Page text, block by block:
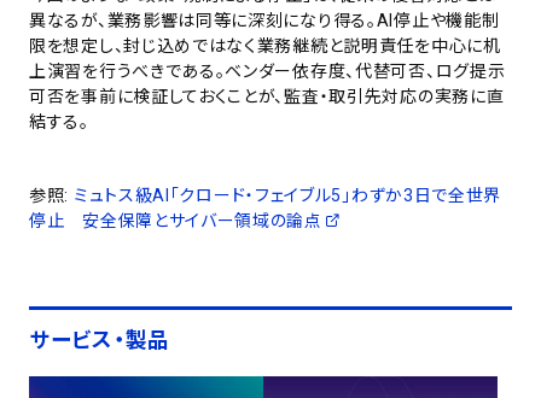
異なるが、業務影響は同等に深刻になり得る。AI停止や機能制
限を想定し、封じ込めではなく業務継続と説明責任を中心に机
上演習を行うべきである。ベンダー依存度、代替可否、ログ提示
可否を事前に検証しておくことが、監査・取引先対応の実務に直
結する。
参照: ミュトス級AI「クロード・フェイブル5」わずか3日で全世界
停止 安全保障とサイバー領域の論点
サービス・製品